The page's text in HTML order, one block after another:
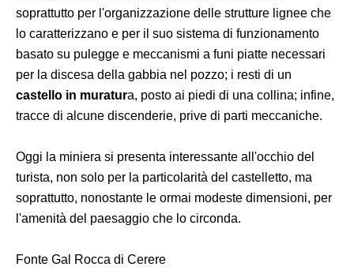
soprattutto per l'organizzazione delle strutture lignee che
lo caratterizzano e per il suo sistema di funzionamento
basato su pulegge e meccanismi a funi piatte necessari
per la discesa della gabbia nel pozzo; i resti di un
castello in muratura, posto ai piedi di una collina; infine,
tracce di alcune discenderie, prive di parti meccaniche.
Oggi la miniera si presenta interessante all'occhio del
turista, non solo per la particolarità del castelletto, ma
soprattutto, nonostante le ormai modeste dimensioni, per
l'amenità del paesaggio che lo circonda.
Fonte Gal Rocca di Cerere